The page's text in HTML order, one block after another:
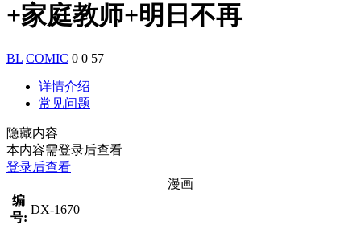
+家庭教师+明日不再
BL COMIC 0 0 57
详情介绍
常见问题
隐藏内容
本内容需登录后查看
登录后查看
漫画
编
号:
DX-1670